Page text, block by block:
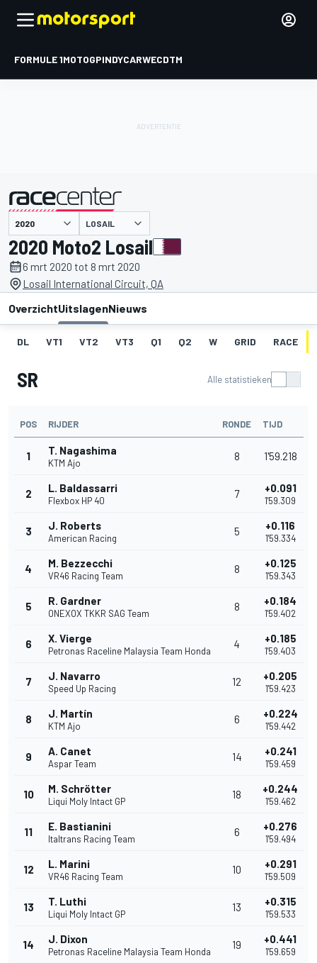
FORMULE 1MOTOGPINDYCARWECDTM
gepresenteerd door LOSAIL
2020 Moto2 Losail
6 mrt 2020 tot 8 mrt 2020
Losail International Circuit, QA
OverzichtUitslagenNieuws
DL VT1 VT2 VT3 Q1 Q2 W GRID RACE
SR Alle statistieken
POS RIJDER RONDE TIJD
1 T. Nagashima
KTM Ajo
8 1'59.218
2 L. Baldassarri
Flexbox HP 40
7 +0.091
1'59.309
3 J. Roberts
American Racing
5 +0.116
1'59.334
4 M. Bezzecchi
VR46 Racing Team
8 +0.125
1'59.343
5 R. Gardner
ONEXOX TKKR SAG Team
8 +0.184
1'59.402
6 X. Vierge
Petronas Raceline Malaysia Team Honda
4 +0.185
1'59.403
7 J. Navarro
Speed Up Racing
12 +0.205
1'59.423
8 J. Martín
KTM Ajo
6 +0.224
1'59.442
9 A. Canet
Aspar Team
14 +0.241
1'59.459
10 M. Schrötter
Liqui Moly Intact GP
18 +0.244
1'59.462
11 E. Bastianini
Italtrans Racing Team
6 +0.276
1'59.494
12 L. Marini
VR46 Racing Team
10 +0.291
1'59.509
13 T. Luthi
Liqui Moly Intact GP
13 +0.315
1'59.533
14 J. Dixon
Petronas Raceline Malaysia Team Honda
19 +0.441
1'59.659